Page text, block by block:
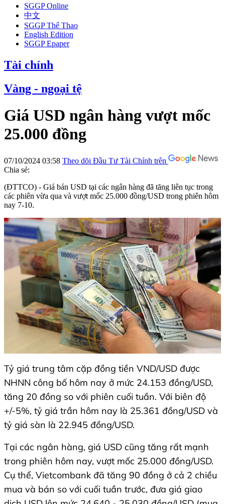
SGGP Online
中文
SGGP Thể Thao
English Edition
SGGP Epaper
Tài chính
Vàng - ngoại tệ
Giá USD ngân hàng vượt mốc
25.000 đồng
07/10/2024 03:58 Theo dõi Đầu Tư Tài Chính trên
Chia sẻ:
(ĐTTCO) - Giá bán USD tại các ngân hàng đã tăng liên tục trong
các phiên vừa qua và vượt mốc 25.000 đồng/USD trong phiên hôm
nay 7-10.
Tỷ giá trung tâm cặp đồng tiền VND/USD được
NHNN công bố hôm nay ở mức 24.153 đồng/USD,
tăng 20 đồng so với phiên cuối tuần. Với biên độ
+/-5%, tỷ giá trần hôm nay là 25.361 đồng/USD và
tỷ giá sàn là 22.945 đồng/USD.
Tại các ngân hàng, giá USD cũng tăng rất mạnh
trong phiên hôm nay, vượt mốc 25.000 đồng/USD.
Cụ thể, Vietcombank đã tăng 90 đồng ở cả 2 chiều
mua và bán so với cuối tuần trước, đưa giá giao